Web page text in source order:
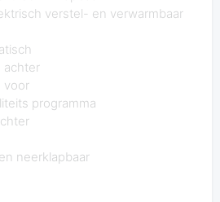
verstel- en verwarmbaar
achter
voor
programma
neerklapbaar